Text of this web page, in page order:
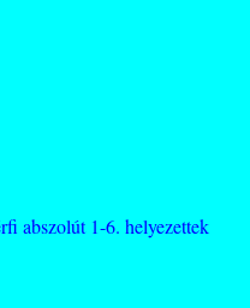
abszolút 1-6. helyezettek